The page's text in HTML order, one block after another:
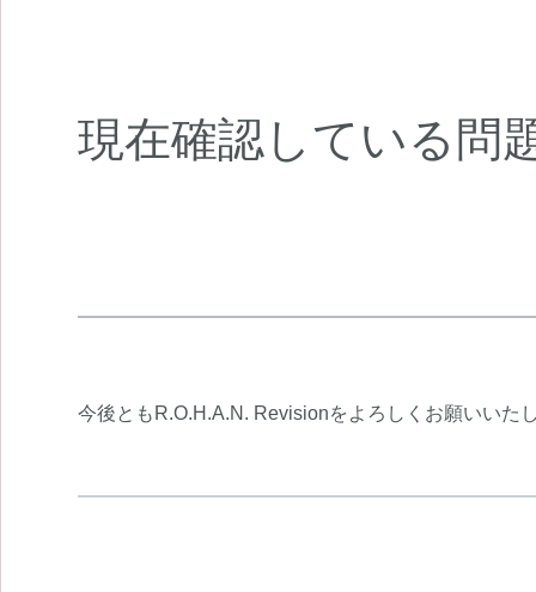
現在確認している
今後ともR.O.H.A.N. Revisionをよろしくお願いいた